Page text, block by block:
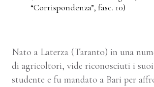
“Corrispondenza”, fasc. 10)
Nato a Laterza (Taranto) in una
di agricoltori, vide riconosciuti i
studente e fu mandato a Bari per